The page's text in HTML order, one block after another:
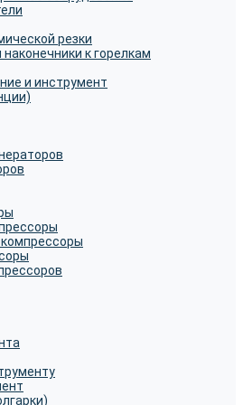
резки
к горелкам
и инструмент